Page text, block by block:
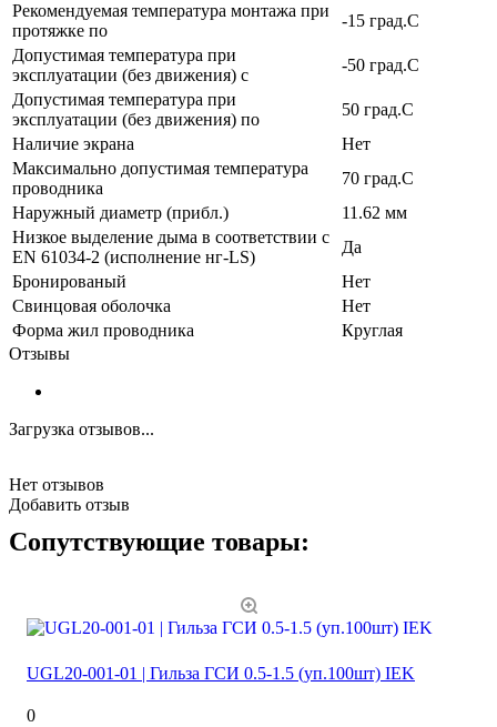
Рекомендуемая температура монтажа при
протяжке по
-15 град.C
Допустимая температура при
эксплуатации (без движения) с
-50 град.C
Допустимая температура при
эксплуатации (без движения) по
50 град.C
Наличие экрана
Нет
Максимально допустимая температура
проводника
70 град.C
Наружный диаметр (прибл.)
11.62 мм
Низкое выделение дыма в соответствии с
EN 61034-2 (исполнение нг-LS)
Да
Бронированый
Нет
Свинцовая оболочка
Нет
Форма жил проводника
Круглая
Отзывы
Загрузка отзывов...
Нет отзывов
Добавить отзыв
Сопутствующие товары:
UGL20-001-01 | Гильза ГСИ 0.5-1.5 (уп.100шт) IEK
0